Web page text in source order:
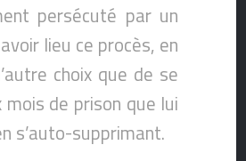
persécuté par un
lieu ce procès, en
choix que de se
de prison que lui
s’auto-supprimant.